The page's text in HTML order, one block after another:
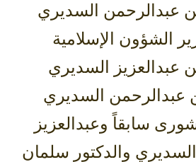
عبدالرحمن السديري
الشؤون الإسلامية
عبدالعزيز السديري
عبدالرحمن السديري
سابقاً وعبدالعزيز
والدكتور سلمان